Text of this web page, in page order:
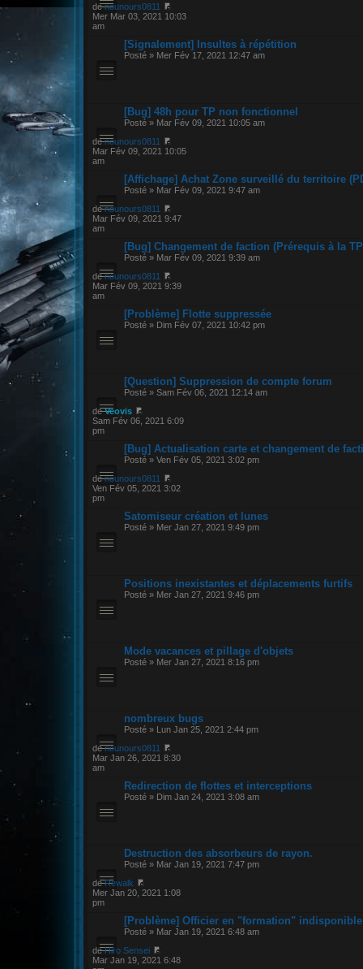
denounours0811
Mer Mar 03, 2021 10:03
am
[Signalement] Insultes à répétition
Posté » Mer Fév 17, 2021 12:47 am
[Bug] 48h pour TP non fonctionnel
Posté » Mar Fév 09, 2021 10:05 am
denounours0811
Mar Fév 09, 2021 10:05
am
[Affichage] Achat Zone surveillé du territoire
Posté » Mar Fév 09, 2021 9:47 am
denounours0811
Mar Fév 09, 2021 9:47
am
[Bug] Changement de faction (Prérequis à la
Posté » Mar Fév 09, 2021 9:39 am
denounours0811
Mar Fév 09, 2021 9:39
am
[Problème] Flotte suppressée
Posté » Dim Fév 07, 2021 10:42 pm
[Question] Suppression de compte forum
Posté » Sam Fév 06, 2021 12:14 am
deVeovis
Sam Fév 06, 2021 6:09
pm
[Bug] Actualisation carte et changement de
Posté » Ven Fév 05, 2021 3:02 pm
denounours0811
Ven Fév 05, 2021 3:02
pm
Satomiseur création et lunes
Posté » Mer Jan 27, 2021 9:49 pm
Positions inexistantes et déplacements furtifs
Posté » Mer Jan 27, 2021 9:46 pm
Mode vacances et pillage d'objets
Posté » Mer Jan 27, 2021 8:16 pm
nombreux bugs
Posté » Lun Jan 25, 2021 2:44 pm
denounours0811
Mar Jan 26, 2021 8:30
am
Redirection de flottes et interceptions
Posté » Dim Jan 24, 2021 3:08 am
Destruction des absorbeurs de rayon.
Posté » Mar Jan 19, 2021 7:47 pm
deRewalk
Mer Jan 20, 2021 1:08
pm
[Problème] Officier en "formation" indisponible
Posté » Mar Jan 19, 2021 6:48 am
deHiro Sensei
Mar Jan 19, 2021 6:48